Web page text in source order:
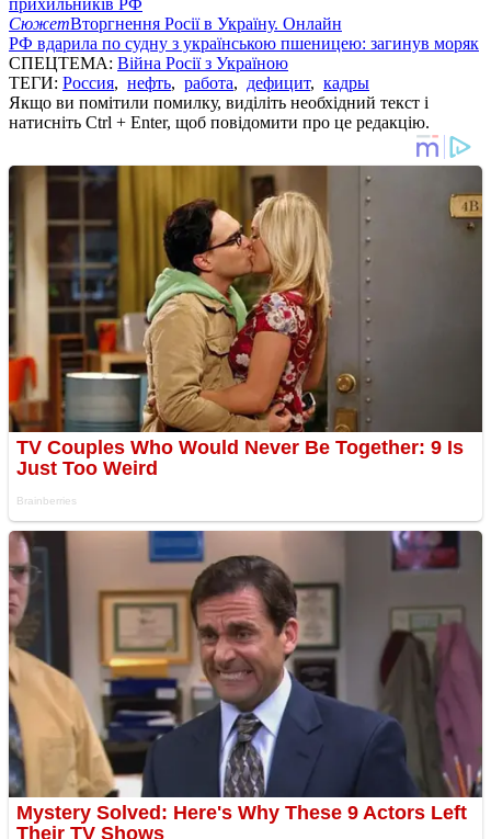
СюжетВторгнення Росії в Україну. Онлайн
РФ вдарила по судну з українською пшеницею: загинув моряк
СПЕЦТЕМА: Війна Росії з Україною
ТЕГИ: Россия, нефть, работа, дефицит, кадры
Якщо ви помітили помилку, виділіть необхідний текст і
натисніть Ctrl + Enter, щоб повідомити про це редакцію.